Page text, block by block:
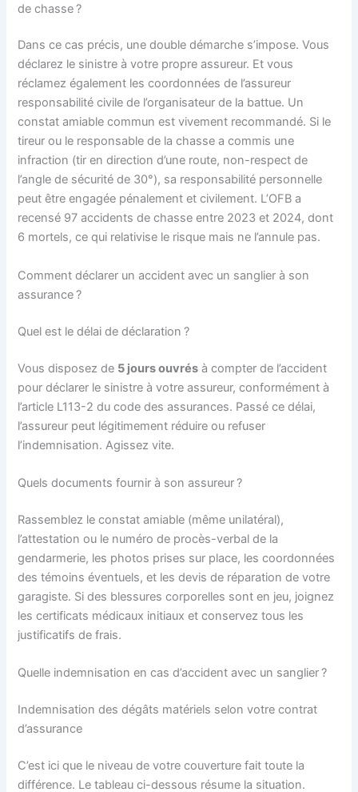
de chasse ?
Dans ce cas précis, une double démarche s’impose. Vous
déclarez le sinistre à votre propre assureur. Et vous
réclamez également les coordonnées de l’assureur
responsabilité civile de l’organisateur de la battue. Un
constat amiable commun est vivement recommandé. Si le
tireur ou le responsable de la chasse a commis une
infraction (tir en direction d’une route, non-respect de
l’angle de sécurité de 30°), sa responsabilité personnelle
peut être engagée pénalement et civilement. L’OFB a
recensé 97 accidents de chasse entre 2023 et 2024, dont
6 mortels, ce qui relativise le risque mais ne l’annule pas.
Comment déclarer un accident avec un sanglier à son
assurance ?
Quel est le délai de déclaration ?
Vous disposez de 5 jours ouvrés à compter de l’accident
pour déclarer le sinistre à votre assureur, conformément à
l’article L113-2 du code des assurances. Passé ce délai,
l’assureur peut légitimement réduire ou refuser
l’indemnisation. Agissez vite.
Quels documents fournir à son assureur ?
Rassemblez le constat amiable (même unilatéral),
l’attestation ou le numéro de procès-verbal de la
gendarmerie, les photos prises sur place, les coordonnées
des témoins éventuels, et les devis de réparation de votre
garagiste. Si des blessures corporelles sont en jeu, joignez
les certificats médicaux initiaux et conservez tous les
justificatifs de frais.
Quelle indemnisation en cas d’accident avec un sanglier ?
Indemnisation des dégâts matériels selon votre contrat
d’assurance
C’est ici que le niveau de votre couverture fait toute la
différence. Le tableau ci-dessous résume la situation.